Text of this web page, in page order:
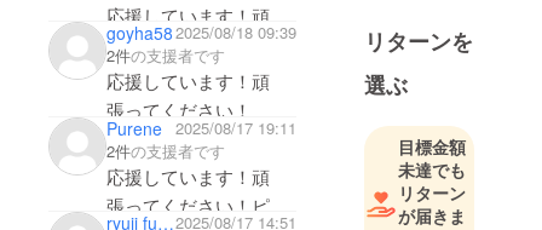
応援しています！頑
張ってください！
goyha582025/08/18 09:39
2件の支援者です
応援しています！頑
張ってください！
Purene 2025/08/17 19:11
2件の支援者です
応援しています！頑
張ってください！ピュ
ryuji fukuchi2025/08/17 14:51
ユニット。
個々で磨き
上げられた
フォーマン
スが合わさ
る事で起こ
るパワフル
リターンを
選ぶ
目標金額
未達でも
リターン
が届きま